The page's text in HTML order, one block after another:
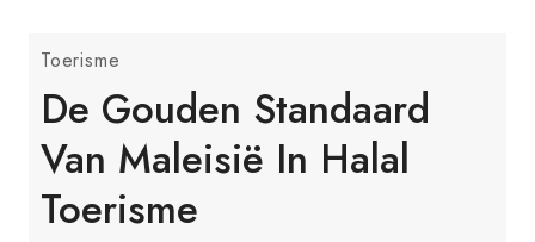
Toerisme
De Gouden Standaard
Van Maleisië In Halal
Toerisme